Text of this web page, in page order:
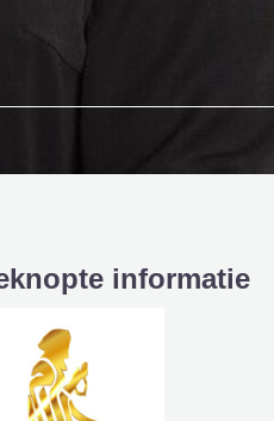
informatie